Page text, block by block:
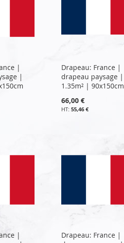
|
|
Drapeau: France |
drapeau paysage |
1.35m² | 90x150cm
66,00 €
55,46 €
|
Drapeau: France |